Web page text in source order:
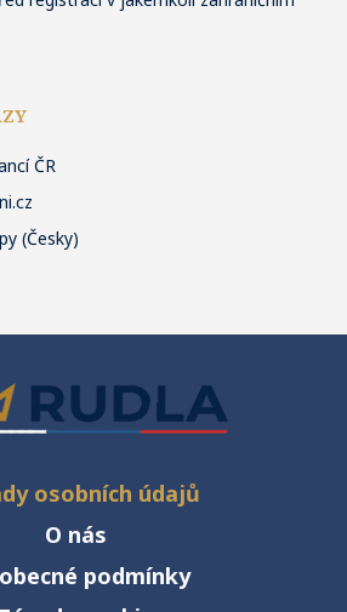
ČR
(Česky)
osobních údajů
O nás
podmínky